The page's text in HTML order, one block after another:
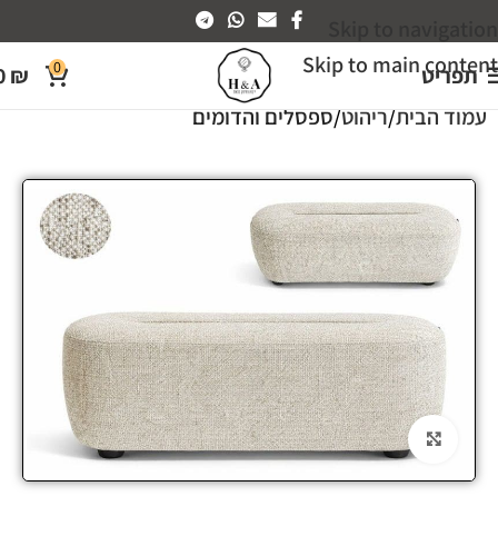
Skip to main content
תפריט 0
₪
עמוד הבית ריהוט ספסלים והדומים
Click to enlarge